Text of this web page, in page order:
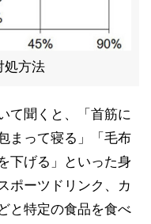
処方法
て聞くと、「首筋に
まって寝る」「毛布
下げる」といった身
ポーツドリンク、カ
と特定の食品を食べ